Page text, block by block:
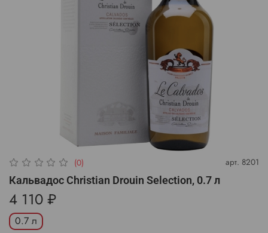
(0) арт. 8201
Кальвадос Christian Drouin Selection, 0.7 л
4 110 ₽
0.7 л